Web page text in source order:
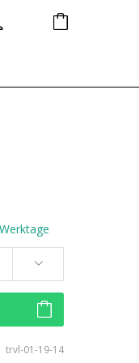
trvl-01-19-14